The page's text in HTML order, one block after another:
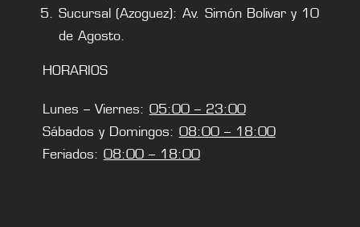
Sucursal (Azoguez): Av. Simón Bolivar y 10
de Agosto.
HORARIOS
Lunes – Viernes: 05:00 – 23:00
Sábados y Domingos: 08:00 – 18:00
Feriados: 08:00 – 18:00